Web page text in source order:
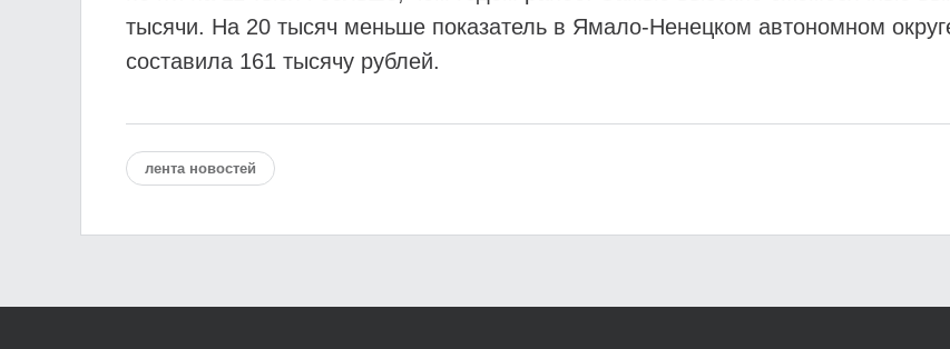
тысячи. На 20 тысяч меньше показатель в Ямало-Ненецком автономном
составила 161 тысячу рублей.
лента новостей